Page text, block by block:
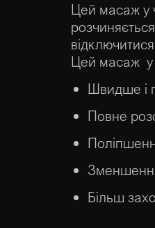
Цей масаж у
Цей масаж у
Швидше і
Повне
Зменшення
Більш